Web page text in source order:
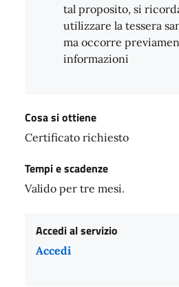
tal proposito, si
utilizzare la tessera
ma occorre
informazioni
Cosa si ottiene
Certificato richiesto
Tempi e scadenze
Valido per tre mesi.
Accedi al servizio
Accedi